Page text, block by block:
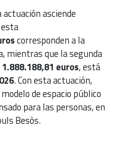
asciende
corresponden a la
mientras que la segunda
1.888.188,81 euros, está
. Con esta actuación,
de espacio público
para las personas, en
Besòs.